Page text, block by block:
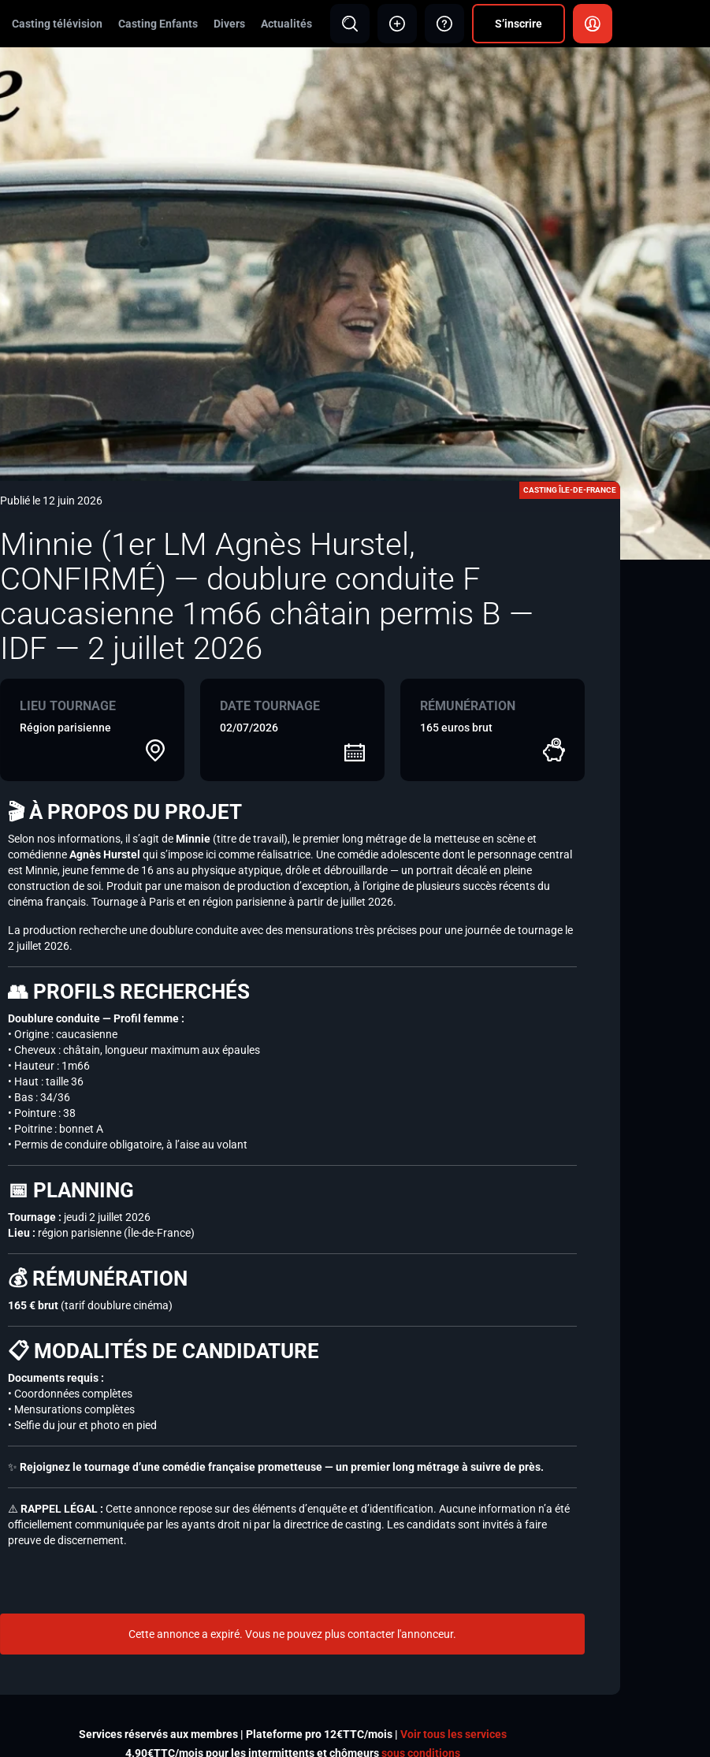
Casting télévision Casting Enfants Divers Actualités S’inscrire
Publié le 12 juin 2026
CASTING ÎLE-DE-FRANCE
Minnie (1er LM Agnès Hurstel,
CONFIRMÉ) — doublure conduite F
caucasienne 1m66 châtain permis B —
IDF — 2 juillet 2026
LIEU TOURNAGE
Région parisienne
DATE TOURNAGE
02/07/2026
RÉMUNÉRATION
165 euros brut
🎬 À PROPOS DU PROJET
Selon nos informations, il s’agit deMinnie (titre de travail), le premier long métrage de la metteuse en scène et
comédienneAgnès Hurstel qui s’impose ici comme réalisatrice. Une comédie adolescente dont le personnage central
est Minnie, jeune femme de 16 ans au physique atypique, drôle et débrouillarde — un portrait décalé en pleine
construction de soi. Produit par une maison de production d’exception, à l’origine de plusieurs succès récents du
cinéma français. Tournage à Paris et en région parisienne à partir de juillet 2026.
La production recherche une doublure conduite avec des mensurations très précises pour une journée de tournage le
2 juillet 2026.
👥 PROFILS RECHERCHÉS
Doublure conduite — Profil femme :
• Origine : caucasienne
• Cheveux : châtain, longueur maximum aux épaules
• Hauteur : 1m66
• Haut : taille 36
• Bas : 34/36
• Pointure : 38
• Poitrine : bonnet A
• Permis de conduire obligatoire, à l’aise au volant
📅 PLANNING
Tournage : jeudi 2 juillet 2026
Lieu : région parisienne (Île-de-France)
💰 RÉMUNÉRATION
165 € brut (tarif doublure cinéma)
📋 MODALITÉS DE CANDIDATURE
Documents requis :
• Coordonnées complètes
• Mensurations complètes
• Selfie du jour et photo en pied
✨ Rejoignez le tournage d’une comédie française prometteuse — un premier long métrage à suivre de près.
⚠️ RAPPEL LÉGAL : Cette annonce repose sur des éléments d’enquête et d’identification. Aucune information n’a été
officiellement communiquée par les ayants droit ni par la directrice de casting. Les candidats sont invités à faire
preuve de discernement.
Cette annonce a expiré. Vous ne pouvez plus contacter l'annonceur.
Services réservés aux membres | Plateforme pro 12€TTC/mois | Voir tous les services
4.90€TTC/mois pour les intermittents et chômeurssous conditions